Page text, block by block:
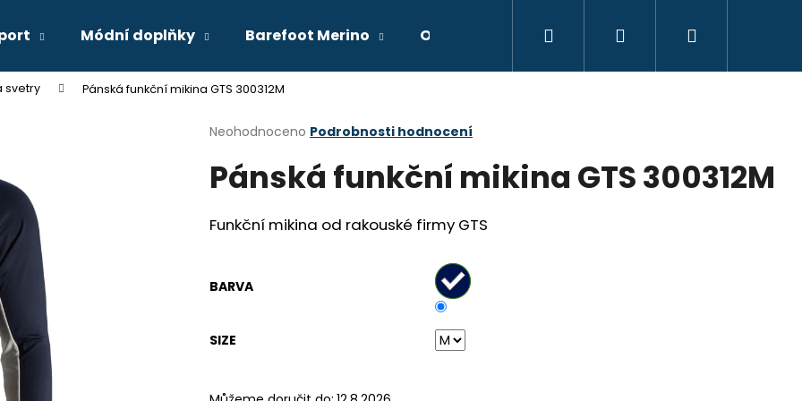
Módní doplňky Barefoot Merino Obchodní podmínky Kontakty
Přihlášení
svetry Pánská funkční mikina GTS 300312M
Průměrné
produktu
je
z
5
Neohodnoceno Podrobnosti hodnocení
Pánská funkční mikina GTS 300312M
Funkční mikina od rakouské firmy GTS
BARVA
SIZE
Co potřebujete najít?
HLEDAT